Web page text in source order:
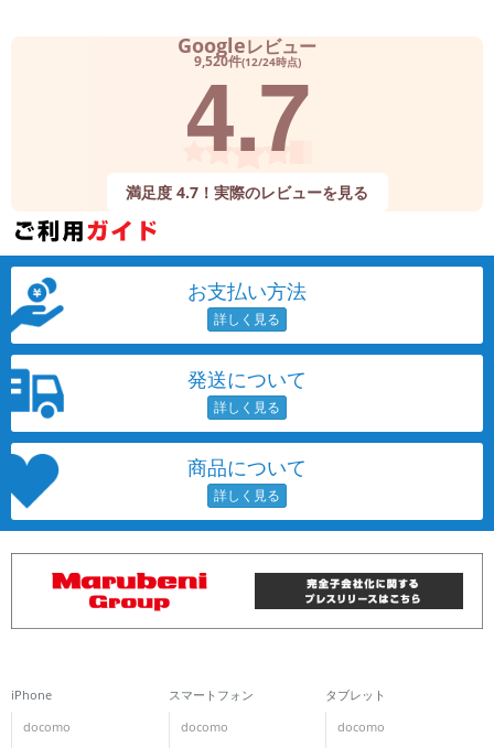
Googleレビュー
9,520件(12/24時点)
4.7
満足度 4.7！実際のレビューを見る
お支払い方法
発送について
商品について
iPhone
docomo
スマートフォン
docomo
タブレット
docomo